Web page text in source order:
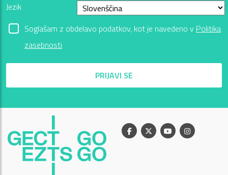
Jezik
Soglašam z obdelavo podatkov, kot je navedeno v Politika
zasebnosti
PRIJAVI SE
Facebook
X YoutubeInstagram